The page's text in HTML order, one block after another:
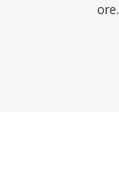
ore.